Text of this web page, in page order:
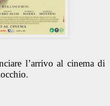
l’arrivo al cinema di